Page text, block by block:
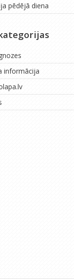
pēdējā diena
informācija